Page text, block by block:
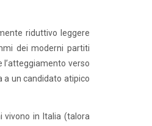
riduttivo leggere
dei moderni partiti
verso
a un candidato atipico
vivono in Italia (talora